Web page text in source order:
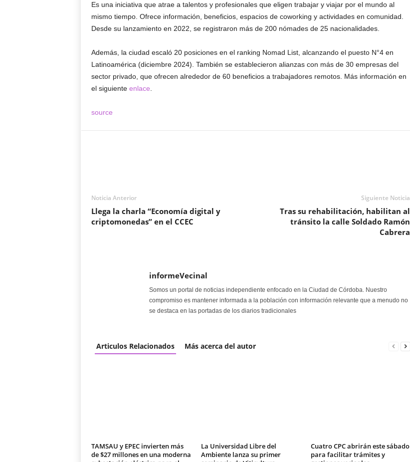
Es una iniciativa que atrae a talentos y profesionales que eligen trabajar y viajar por el mundo al
mismo tiempo. Ofrece información, beneficios, espacios de coworking y actividades en comunidad.
Desde su lanzamiento en 2022, se registraron más de 200 nómades de 25 nacionalidades.
Además, la ciudad escaló 20 posiciones en el ranking Nomad List, alcanzando el puesto N°4 en
Latinoamérica (diciembre 2024). También se establecieron alianzas con más de 30 empresas del
sector privado, que ofrecen alrededor de 60 beneficios a trabajadores remotos. Más información en
el siguiente enlace
source
Noticia Anterior
Llega la charla “Economía digital y
criptomonedas” en el CCEC
Siguiente Noticia
Tras su rehabilitación, habilitan al
tránsito la calle Soldado Ramón
Cabrera
informeVecinal
Somos un portal de noticias independiente enfocado en la Ciudad de Córdoba. Nuestro
compromiso es mantener informada a la población con información relevante que a menudo no
se destaca en las portadas de los diarios tradicionales
Articulos Relacionados Más acerca del autor
TAMSAU y EPEC invierten más
de $27 millones en una moderna
La Universidad Libre del
Ambiente lanza su primer
Cuatro CPC abrirán este sábado
para facilitar trámites y